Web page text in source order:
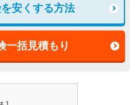
安くする方法
一括見積もり